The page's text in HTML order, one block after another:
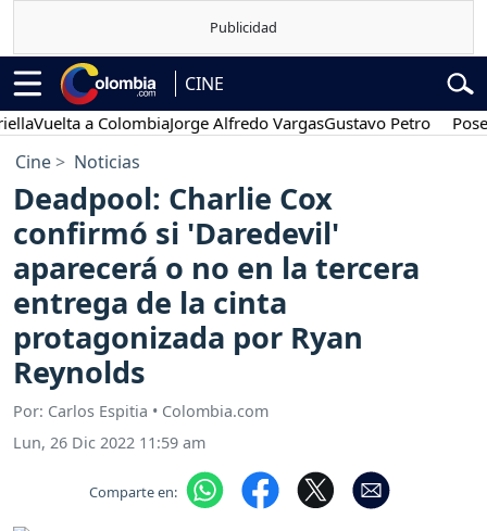
CINE
a ColombiaJorge Alfredo VargasGustavo Petro Posesión
Cine Noticias
Deadpool: Charlie Cox
confirmó si 'Daredevil'
aparecerá o no en la tercera
entrega de la cinta
protagonizada por Ryan
Reynolds
Por: Carlos Espitia • Colombia.com
Lun, 26 Dic 2022 11:59 am
Comparte en: